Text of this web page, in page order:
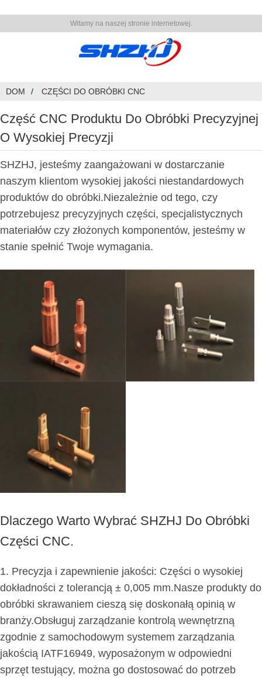
Witamy na naszej stronie internetowej.
DOM CZĘŚCI DO OBRÓBKI CNC
Część CNC Produktu Do Obróbki Precyzyjnej
O Wysokiej Precyzji
SHZHJ, jesteśmy zaangażowani w dostarczanie
naszym klientom wysokiej jakości niestandardowych
produktów do obróbki.Niezależnie od tego, czy
potrzebujesz precyzyjnych części, specjalistycznych
materiałów czy złożonych komponentów, jesteśmy w
stanie spełnić Twoje wymagania.
Dlaczego Warto Wybrać SHZHJ Do Obróbki
Części CNC.
1. Precyzja i zapewnienie jakości: Części o wysokiej
dokładności z tolerancją ± 0,005 mm.Nasze produkty do
obróbki skrawaniem cieszą się doskonałą opinią w
branży.Obsługuj zarządzanie kontrolą wewnętrzną
zgodnie z samochodowym systemem zarządzania
jakością IATF16949, wyposażonym w odpowiedni
sprzęt testujący, można go dostosować do potrzeb